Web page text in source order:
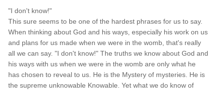
"I don't know!"
This sure seems to be one of the hardest phrases for us to say.
When thinking about God and his ways, especially his work on us
and plans for us made when we were in the womb, that's really
all we can say. "I don't know!" The truths we know about God and
his ways with us when we were in the womb are only what he
has chosen to reveal to us. He is the Mystery of mysteries. He is
the supreme unknowable Knowable. Yet what we do know of